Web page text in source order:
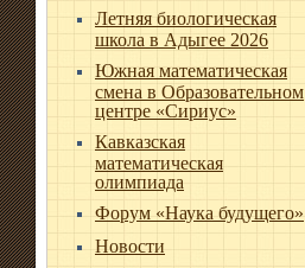
Летняя биологическая
школа в Адыгее 2026
Южная математическая
смена в Образовательном
центре «Сириус»
Кавказская
математическая
олимпиада
Форум «Наука будущего»
Новости